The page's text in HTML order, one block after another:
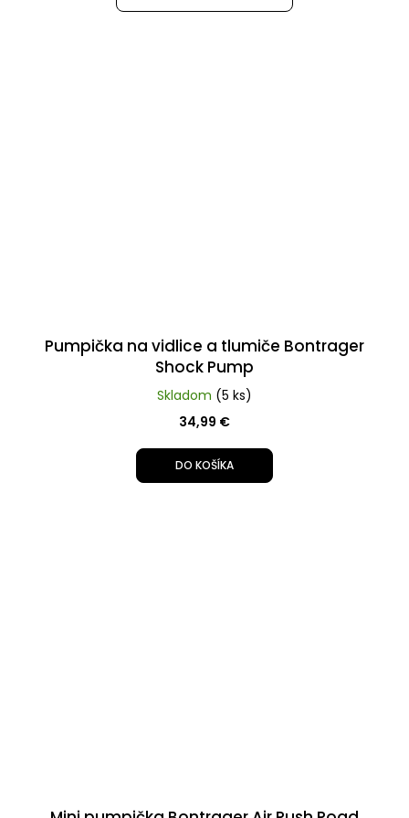
Pumpička na vidlice a tlumiče Bontrager
Shock Pump
Skladom (5 ks)
34,99 €
DO KOŠÍKA